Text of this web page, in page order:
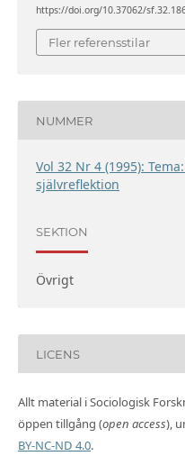
https://doi.org/10.37062/
Fler referensstilar
NUMMER
Vol 32 Nr 4 (1995):
självreflektion
SEKTION
Övrigt
LICENS
Allt material i Sociologisk
öppen tillgång (open access),
BY-NC-ND 4.0.